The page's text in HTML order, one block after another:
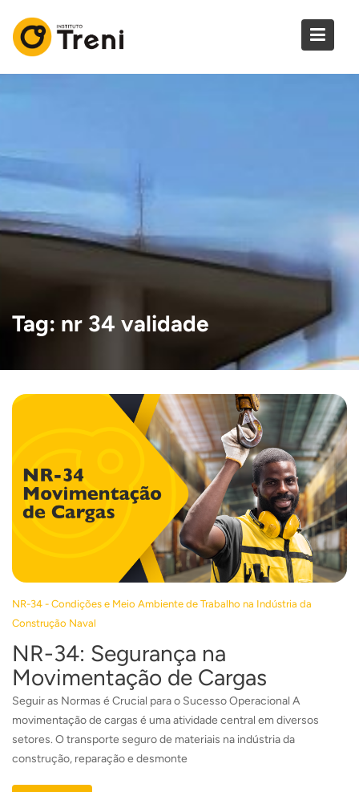
content
Tag: nr 34 validade
NR-34 - Condições e Meio Ambiente de Trabalho na Indústria da
Construção Naval
NR-34: Segurança na
Movimentação de Cargas
Seguir as Normas é Crucial para o Sucesso Operacional A
movimentação de cargas é uma atividade central em diversos
setores. O transporte seguro de materiais na indústria da
construção, reparação e desmonte